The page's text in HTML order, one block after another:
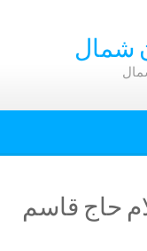
شمال
حاج قاسم